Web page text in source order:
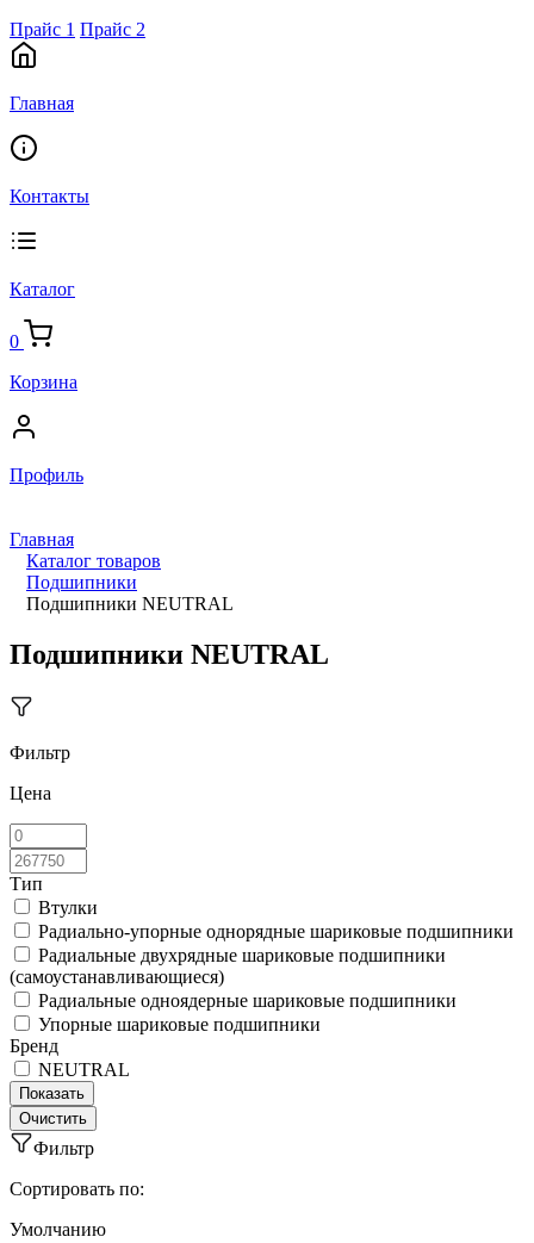
Прайс 1 Прайс 2
Главная
Контакты
Каталог
0
Корзина
Профиль
Главная
Каталог товаров
Подшипники
Подшипники NEUTRAL
Подшипники NEUTRAL
Фильтр
Цена
Тип
Втулки
Радиально-упорные однорядные шариковые подшипники
Радиальные двухрядные шариковые подшипники
(самоустанавливающиеся)
Радиальные одноядерные шариковые подшипники
Упорные шариковые подшипники
Бренд
NEUTRAL
Фильтр
Сортировать по:
Умолчанию